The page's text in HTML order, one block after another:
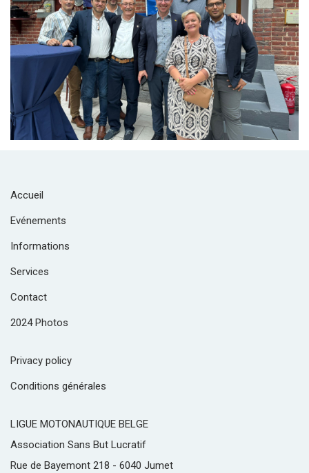
Accueil
Evénements
Informations
Services
Contact
2024 Photos
Privacy policy
Conditions générales
LIGUE MOTONAUTIQUE BELGE
Association Sans But Lucratif
Rue de Bayemont 218 - 6040 Jumet